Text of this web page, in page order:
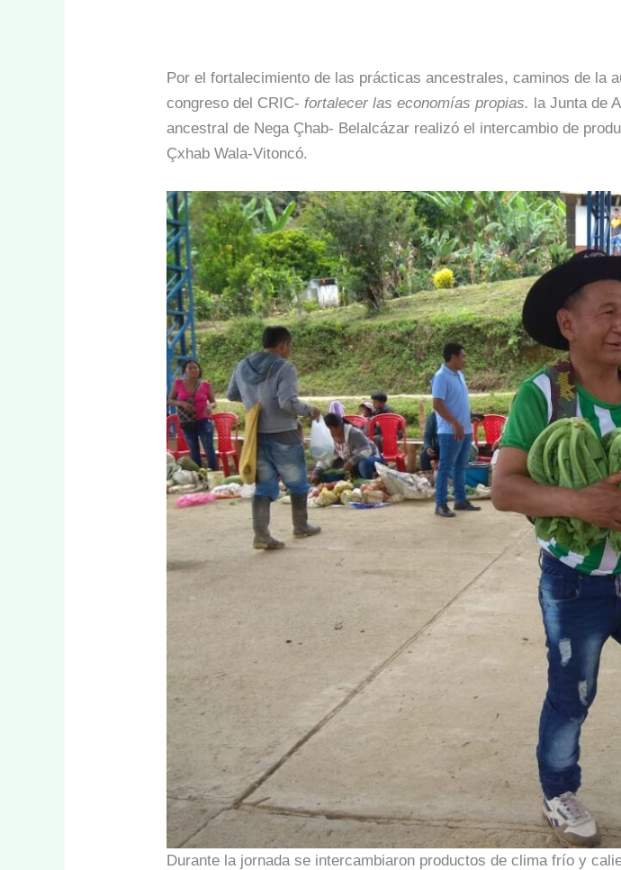
Por el fortalecimiento de las prácticas ancestrales, caminos de la
congreso del CRIC- fortalecer las economías propias. la Junta de
ancestral de Nega Çhab- Belalcázar realizó el intercambio de
Çxhab Wala-Vitoncó.
Durante la jornada se intercambiaron productos de clima frío y